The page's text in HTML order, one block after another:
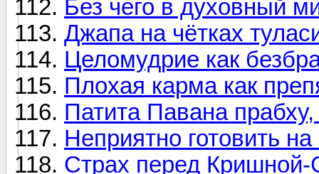
Без чего в духовный
Джапа на чётках
Целомудрие как
Плохая карма как
Патита Павана
Неприятно готовить на
Страх перед Кришной-